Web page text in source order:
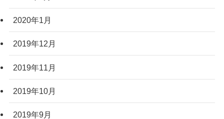
2020年1月
2019年12月
2019年11月
2019年10月
2019年9月